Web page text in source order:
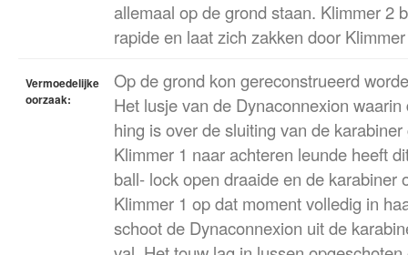
allemaal op de grond staan. Klimmer 2
rapide en laat zich zakken door
Vermoedelijke
oorzaak:
Op de grond kon gereconstrueerd
Het lusje van de Dynaconnexion
hing is over de sluiting van de
Klimmer 1 naar achteren leunde heeft
ball- lock open draaide en de karabiner
Klimmer 1 op dat moment volledig in
schoot de Dynaconnexion uit de